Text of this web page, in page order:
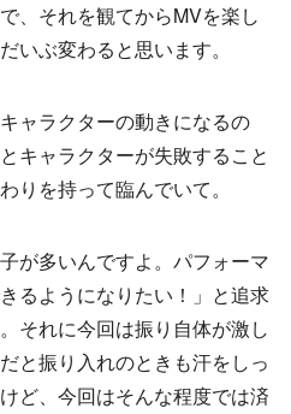
、それを観てからMVを楽し
いぶ変わると思います。
ャラクターの動きになるの
キャラクターが失敗すること
りを持って臨んでいて。
が多いんですよ。パフォーマ
るようになりたい！」と追求
それに今回は振り自体が激し
と振り入れのときも汗をしっ
ど、今回はそんな程度では済